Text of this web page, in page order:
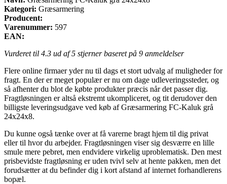
Kategori: Græsarmering
Producent:
Varenummer: 597
EAN:
Vurderet til 4.3 ud af 5 stjerner baseret på 9 anmeldelser
Flere online firmaer yder nu til dags et stort udvalg af muligheder for
fragt. En der er meget populær er nu om dage udleveringssteder, og
så afhenter du blot de købte produkter præcis når det passer dig.
Fragtløsningen er altså ekstremt ukompliceret, og tit derudover den
billigste leveringsudgave ved køb af Græsarmering FC-Kaluk grå
24x24x8.
Du kunne også tænke over at få varerne bragt hjem til dig privat
eller til hvor du arbejder. Fragtløsningen viser sig desværre en lille
smule mere pebret, men endvidere virkelig uproblematisk. Den mest
prisbevidste fragtløsning er uden tvivl selv at hente pakken, men det
forudsætter at du befinder dig i kort afstand af internet forhandlerens
bopæl.